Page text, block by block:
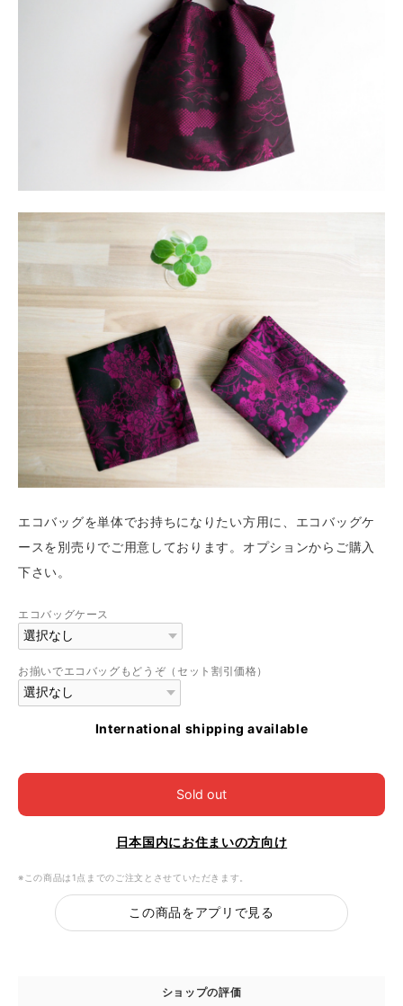
エコバッグを単体でお持ちになりたい方用に、エコバッグケ
ースを別売りでご用意しております。オプションからご購入
下さい。
エコバッグケース
お揃いでエコバッグもどうぞ（セット割引価格）
International shipping available
Sold out
日本国内にお住まいの方向け
※この商品は1点までのご注文とさせていただきます。
この商品をアプリで見る
ショップの評価